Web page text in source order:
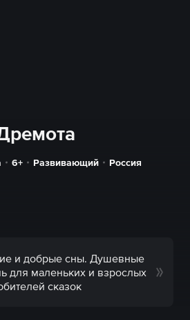
6+ Развивающий Россия
и добрые сны. Душевные
для маленьких и взрослых
сказок